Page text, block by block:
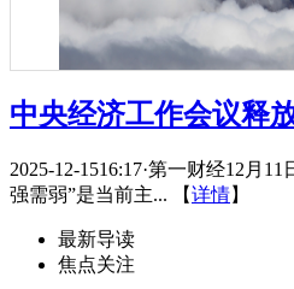
中央经济工作会议释
2025-12-1516:17·第一财经12月
强需弱”是当前主... 【详情】
最新导读
焦点关注